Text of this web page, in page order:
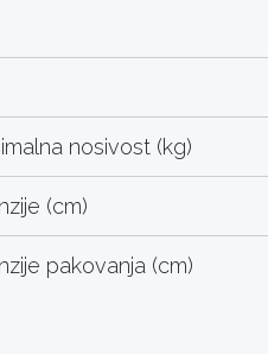
nosivost (kg)
(cm)
pakovanja (cm)